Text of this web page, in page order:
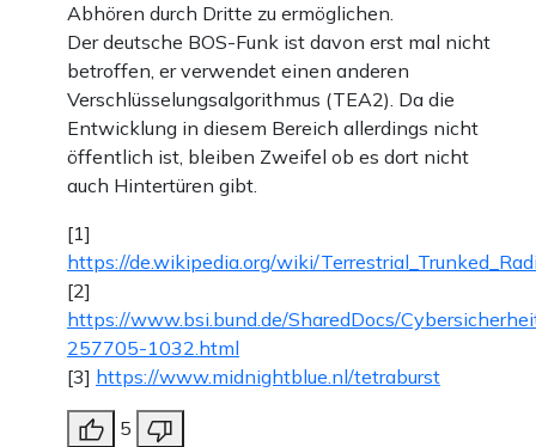
Abhören durch Dritte zu ermöglichen.
Der deutsche BOS-Funk ist davon erst mal nicht
betroffen, er verwendet einen anderen
Verschlüsselungsalgorithmus (TEA2). Da die
Entwicklung in diesem Bereich allerdings nicht
öffentlich ist, bleiben Zweifel ob es dort nicht
auch Hintertüren gibt.
[1]
https://de.wikipedia.org/wiki/
[2]
https://www.bsi.bund.de/SharedDocs/
257705-1032.html
[3] https://www.midnightblue.nl/tetraburst
5